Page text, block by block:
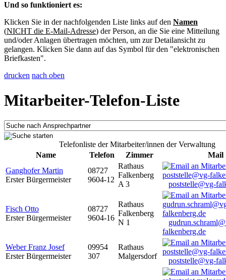
Und so funktioniert es:
Klicken Sie in der nachfolgenden Liste links auf den Namen
(NICHT die E-Mail-Adresse) der Person, an die Sie eine Mitteilung
und/oder Anlagen übertragen möchten, um zur Detailansicht zu
gelangen. Klicken Sie dann auf das Symbol für den "elektronischen
Briefkasten".
drucken nach oben
Mitarbeiter-Telefon-Liste
Telefonliste der Mitarbeiter/innen der Verwaltung
Name
Telefon Zimmer
Mail
Ganghofer Martin
Erster Bürgermeister
08727
9604-12
Rathaus
Falkenberg
A 3
poststelle@vg-
Fisch Otto
Erster Bürgermeister
08727
9604-16
Rathaus
Falkenberg
N 1
falkenberg.de
Weber Franz Josef
Erster Bürgermeister
09954
307
Rathaus
Malgersdorf
poststelle@vg-